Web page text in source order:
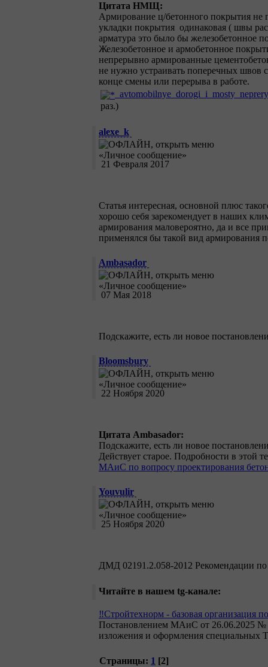
Цитата НМЩ:
Армирование ц/бетонного покрытия не
укладки покрытия одинаковая ( швы
арматура это было бы железобетонное
Железобетонное и армобетонное
непрерывно армированные
не нужно устраивать поперечных швов
конце смены или перерыва в работе.
раз.)
alexe_k
21 Февраля 2017
Статья интересная, основной плюс
хорошо себя зарекомендует в наших
армирования маловероятно, да и все
применялся бы такой вид армирования
Ambasador
07 Мая 2018
Подскажите, есть ли новое
Bloomsbury
22 Ноября 2020
Цитата Ambasador:
Подскажите, есть ли новое
Действует старое. Подробности в этой
МАиС по вопросу проектирования
Youvulir
25 Ноября 2020
ДМД 02191.2.058-2012 Рекомендации по
Читайте в нашем tg-канале:
‼️Стройтехнорм - базовая организация
Постановлением МАиС от 26.06.2025 №
изложения и оформления специальных
Страницы: 1 [2]